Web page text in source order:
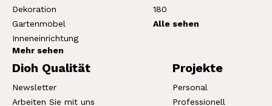
Dekoration
Gartenmöbel
Inneneinrichtung
Mehr sehen
180
Alle sehen
Dioh Qualität
Newsletter
Arbeiten Sie mit uns
Projekte
Personal
Professionell